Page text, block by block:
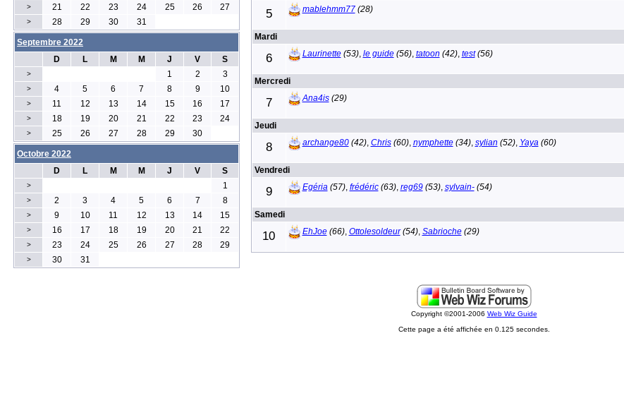
> 21 22 23 24 25 26 27
> 28 29 30 31
5 mablehmm77(28)
Mardi
6 Laurinette(53), le guide(56), tatoon (42), test(56)
Mercredi
7 Ana4is(29)
Jeudi
8 archange80(42), Chris(60), nymphette(34), sylian (52), Yaya (60)
Vendredi
9 Egéria (57), frédéric(63), reg69(53), sylvain-(54)
Samedi
10 EhJoe(66), Ottolesoldeur(54), Sabrioche(29)
Septembre 2022
D
L M M J V S
> 1 2 3
> 4 5 6 7 8 9 10
> 11 12 13 14 15 16 17
> 18 19 20 21 22 23 24
> 25 26 27 28 29 30
Octobre 2022
D
L M M J V S
> 1
> 2 3 4 5 6 7 8
> 9 10 11 12 13 14 15
> 16 17 18 19 20 21 22
> 23 24 25 26 27 28 29
> 30 31
Copyright ©2001-2006 Web Wiz Guide
Cette page a été affichée en 0.125 secondes.